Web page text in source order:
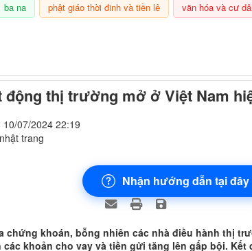
ba na phật giáo thời đinh và tiền lê văn hóa và cư
động thị trường mở ở Việt Nam
07/2024 22:19
trang
Nhận hướng dẫn tại đây
chứng khoán, bỗng nhiên các nhà điều hành thị
khoản cho vay và tiền gửi tăng lên gấp bội.